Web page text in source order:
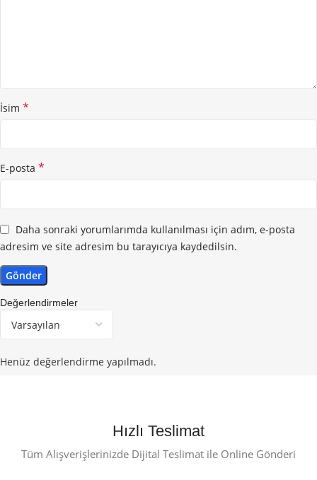
Değerlendirmeler
Henüz değerlendirme yapılmadı.
İsim *
E-posta *
Daha sonraki yorumlarımda kullanılması için adım, e-posta
adresim ve site adresim bu tarayıcıya kaydedilsin.
Hızlı Teslimat
Tüm Alışverişlerinizde Dijital Teslimat ile Online Gönderi